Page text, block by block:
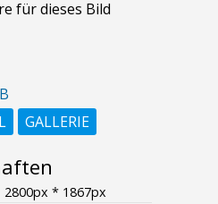
für dieses Bild
GALLERIE
2800px * 1867px